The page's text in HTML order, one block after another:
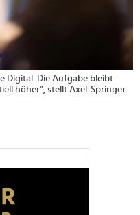
Digital. Die Aufgabe bleibt
höher", stellt Axel-Springer-